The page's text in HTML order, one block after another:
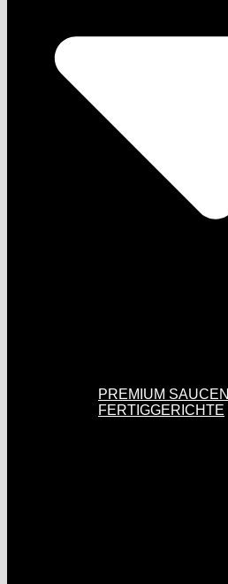
PREMIUM SAUCEN
FERTIGGERICHTE